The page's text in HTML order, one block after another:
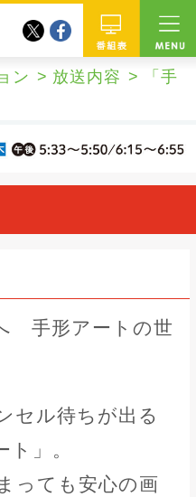
番組
twitterfacebook
ン 放送内容
「手
手形アートの世
セル待ちが出る
」。
っても安心の画